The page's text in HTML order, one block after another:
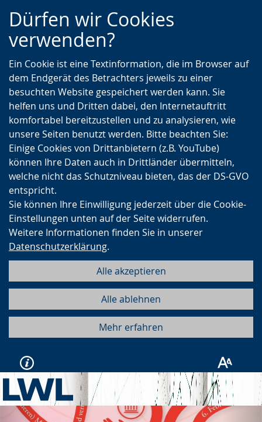
Zur
Hauptnavigation
Zur
Seitennavigation
Zum
Inhalt
Dürfen wir Cookies
verwenden?
Ein Cookie ist eine Textinformation, die im Browser auf
dem Endgerät des Betrachters jeweils zu einer
besuchten Website gespeichert werden kann. Sie
helfen uns und Dritten dabei, den Internetauftritt
komfortabel bereitzustellen und zu analysieren, wie
unsere Seiten benutzt werden. Bitte beachten Sie:
Einige Cookies von Drittanbietern (z.B. YouTube)
können Ihre Daten auch in Drittländer übermitteln,
welche nicht das Schutzniveau bieten, das der DS-GVO
entspricht.
Sie können Ihre Einwilligung jederzeit über die Cookie-
Einstellungen unten auf der Seite widerrufen.
Weitere Informationen finden Sie in unserer
Datenschutzerklärung.
Alle akzeptieren
Alle ablehnen
Mehr erfahren
Vorherige